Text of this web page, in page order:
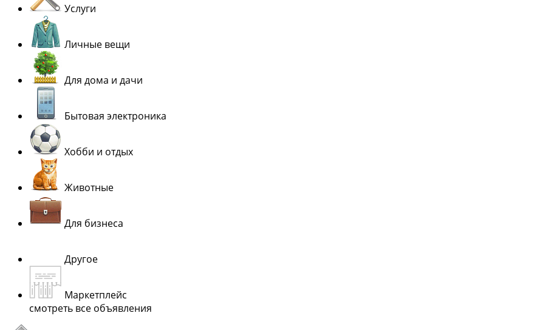
Услуги
Личные вещи
Для дома и дачи
Бытовая электроника
Хобби и отдых
Животные
Для бизнеса
Другое
Маркетплейс
смотреть все объявления